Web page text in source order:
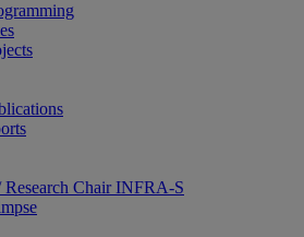
Research Chair INFRA-S